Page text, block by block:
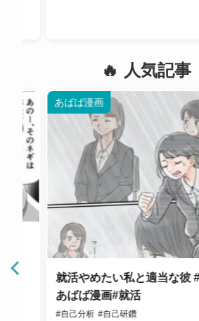
人気記事
あばば漫画
就活やめたい私と適当な彼
あばば漫画#就活
#自己分析 #自己研鑽